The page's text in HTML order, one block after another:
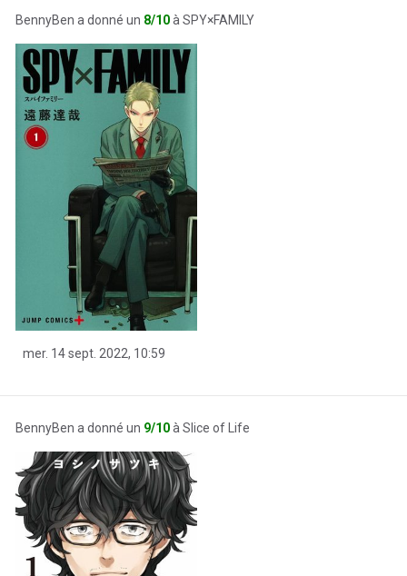
BennyBen a donné un 8/10à SPY×FAMILY
mer. 14 sept. 2022, 10:59
BennyBen a donné un 9/10à Slice of Life